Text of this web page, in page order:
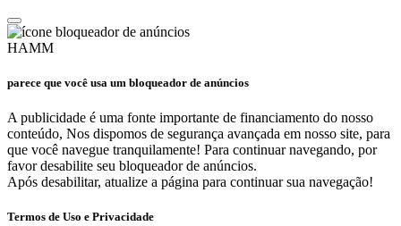
HAMM
parece que você usa um bloqueador de anúncios
A publicidade é uma fonte importante de financiamento do nosso
conteúdo, Nos dispomos de segurança avançada em nosso site, para
que você navegue tranquilamente! Para continuar navegando, por
favor desabilite seu bloqueador de anúncios.
Após desabilitar, atualize a página para continuar sua navegação!
Termos de Uso e Privacidade